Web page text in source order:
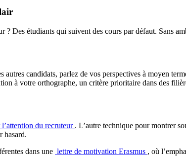
? Des étudiants qui suivent des cours par défaut. Sans
autres candidats, parlez de vos perspectives à moyen
à votre orthographe, un critère prioritaire dans des
l’attention du recruteur . L’autre technique pour montrer
hasard.
dans une lettre de motivation Erasmus , où